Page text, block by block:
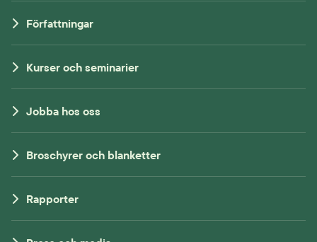
Författningar
Kurser och seminarier
Jobba hos oss
Broschyrer och blanketter
Rapporter